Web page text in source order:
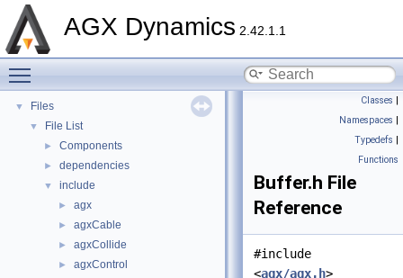
AGX Dynamics 2.42.1.1
► API Reference
► Tutorials
Deprecated List
►
►
▼ Files
▼ File List
► Components
► dependencies
▼ include
► agx
► agxCable
► agxCollide
► agxControl
Classes |
Namespaces |
Typedefs |
Functions
Buffer.h File
Reference
#include
<agx/agx.h>